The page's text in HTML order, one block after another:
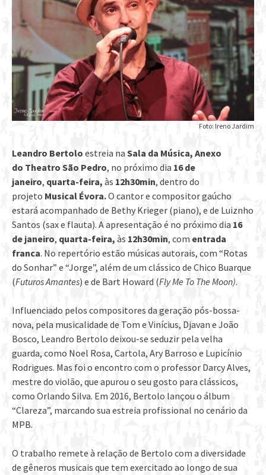
Foto: Ireno Jardim
Leandro Bertolo estreia naSala da Música, Anexo
do Theatro São Pedro, no próximo dia 16 de
janeiro, quarta-feira, às 12h30min, dentro do
projeto Musical Évora.O cantor e compositor gaúcho
estará acompanhado de Bethy Krieger (piano), e de Luiznho
Santos (sax e flauta). A apresentação é no próximo dia 16
de janeiro, quarta-feira, às 12h30min, com entrada
franca. No repertório estão músicas autorais, com “Rotas
do Sonhar” e “Jorge”, além de um clássico de Chico Buarque
(Futuros Amantes) e de Bart Howard (Fly Me To The Moon).
Influenciado pelos compositores da geração pós-bossa-
nova, pela musicalidade de Tom e Vinícius, Djavan e João
Bosco, Leandro Bertolo deixou-se seduzir pela velha
guarda, como Noel Rosa, Cartola, Ary Barroso e Lupicínio
Rodrigues. Mas foi o encontro com o professor Darcy Alves,
mestre do violão, que apurou o seu gosto para clássicos,
como Orlando Silva. Em 2016, Bertolo lançou o álbum
“Clareza”, marcando sua estreia profissional no cenário da
MPB.
O trabalho remete à relação de Bertolo com a diversidade
de gêneros musicais que tem exercitado ao longo de sua